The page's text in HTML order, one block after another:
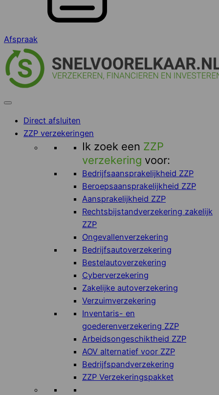
Afspraak
Direct afsluiten
ZZP verzekeringen
Ik zoek een ZZP
verzekering voor:
Bedrijfsaansprakelijkheid ZZP
Beroepsaansprakelijkheid ZZP
Aansprakelijkheid ZZP
Rechtsbijstandverzekering zakelijk
ZZP
Ongevallenverzekering
Bedrijfsautoverzekering
Bestelautoverzekering
Cyberverzekering
Zakelijke autoverzekering
Verzuimverzekering
Inventaris- en
goederenverzekering ZZP
Arbeidsongeschiktheid ZZP
AOV alternatief voor ZZP
Bedrijfspandverzekering
ZZP Verzekeringspakket